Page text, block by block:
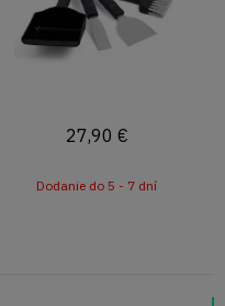
27,90 €
Dodanie do 5 - 7 dní